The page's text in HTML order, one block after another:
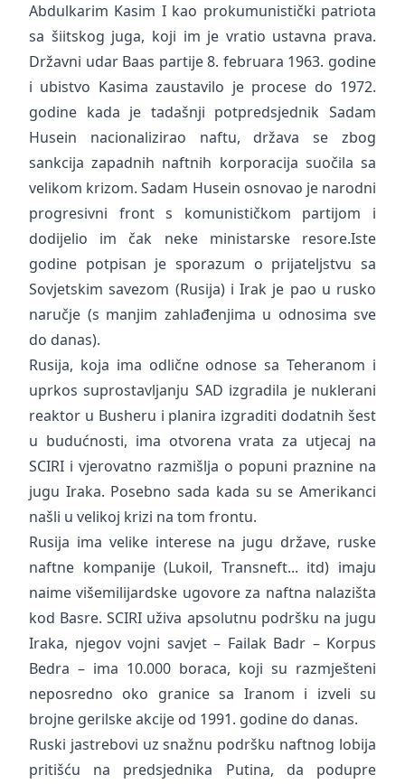
Abdulkarim Kasim I kao prokumunistički patriota
sa šiitskog juga, koji im je vratio ustavna prava.
Državni udar Baas partije 8. februara 1963. godine
i ubistvo Kasima zaustavilo je procese do 1972.
godine kada je tadašnji potpredsjednik Sadam
Husein nacionalizirao naftu, država se zbog
sankcija zapadnih naftnih korporacija suočila sa
velikom krizom. Sadam Husein osnovao je narodni
progresivni front s komunističkom partijom i
dodijelio im čak neke ministarske resore.Iste
godine potpisan je sporazum o prijateljstvu sa
Sovjetskim savezom (Rusija) i Irak je pao u rusko
naručje (s manjim zahlađenjima u odnosima sve
do danas).
Rusija, koja ima odlične odnose sa Teheranom i
uprkos suprostavljanju SAD izgradila je nuklerani
reaktor u Busheru i planira izgraditi dodatnih šest
u budućnosti, ima otvorena vrata za utjecaj na
SCIRI i vjerovatno razmišlja o popuni praznine na
jugu Iraka. Posebno sada kada su se Amerikanci
našli u velikoj krizi na tom frontu.
Rusija ima velike interese na jugu države, ruske
naftne kompanije (Lukoil, Transneft... itd) imaju
naime višemilijardske ugovore za naftna nalazišta
kod Basre. SCIRI uživa apsolutnu podršku na jugu
Iraka, njegov vojni savjet – Failak Badr – Korpus
Bedra – ima 10.000 boraca, koji su razmješteni
neposredno oko granice sa Iranom i izveli su
brojne gerilske akcije od 1991. godine do danas.
Ruski jastrebovi uz snažnu podršku naftnog lobija
pritišću na predsjednika Putina, da podupre